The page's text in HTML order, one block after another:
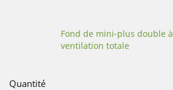
Fond de mini-plus double à
ventilation totale
Quantité